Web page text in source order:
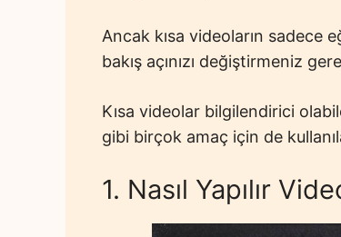
Ancak kısa videoların sadece
bakış açınızı değiştirmeniz
Kısa videolar bilgilendirici
gibi birçok amaç için de
1. Nasıl Yapılır